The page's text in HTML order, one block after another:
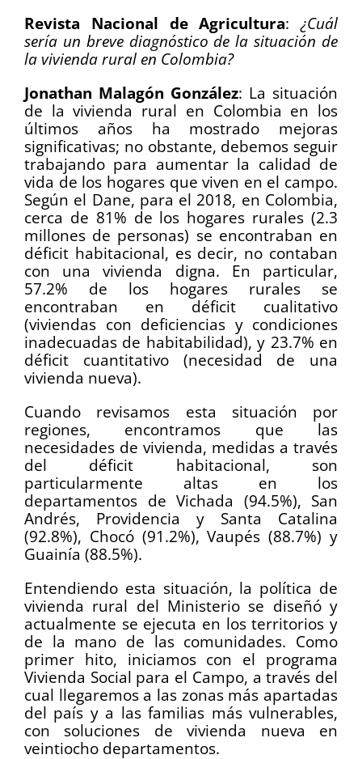
Revista Nacional de Agricultura: ¿Cuál
sería un breve diagnóstico de la situación de
la vivienda rural en Colombia?
Jonathan Malagón González: La situación
de la vivienda rural en Colombia en los
últimos años ha mostrado mejoras
significativas; no obstante, debemos seguir
trabajando para aumentar la calidad de
vida de los hogares que viven en el campo.
Según el Dane, para el 2018, en Colombia,
cerca de 81% de los hogares rurales (2.3
millones de personas) se encontraban en
déficit habitacional, es decir, no contaban
con una vivienda digna. En particular,
57.2% de los hogares rurales se
encontraban en déficit cualitativo
(viviendas con deficiencias y condiciones
inadecuadas de habitabilidad), y 23.7% en
déficit cuantitativo (necesidad de una
vivienda nueva).
Cuando revisamos esta situación por
regiones, encontramos que las
necesidades de vivienda, medidas a través
del déficit habitacional, son
particularmente altas en los
departamentos de Vichada (94.5%), San
Andrés, Providencia y Santa Catalina
(92.8%), Chocó (91.2%), Vaupés (88.7%) y
Guainía (88.5%).
Entendiendo esta situación, la política de
vivienda rural del Ministerio se diseñó y
actualmente se ejecuta en los territorios y
de la mano de las comunidades. Como
primer hito, iniciamos con el programa
Vivienda Social para el Campo, a través del
cual llegaremos a las zonas más apartadas
del país y a las familias más vulnerables,
con soluciones de vivienda nueva en
veintiocho departamentos.